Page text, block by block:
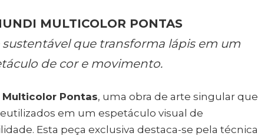
MULTICOLOR PONTAS
que transforma lápis em um
de cor e movimento.
Multicolor Pontas, uma obra de arte singular que
em um espetáculo visual de
Esta peça exclusiva destaca-se pela técnica